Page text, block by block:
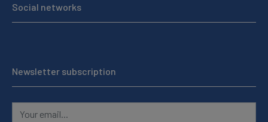
Social networks
Newsletter subscription